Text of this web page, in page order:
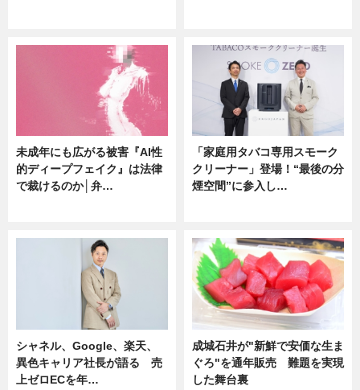
未成年にも広がる被害『AI性
的ディープフェイク』は法律
で裁けるのか│弁…
「家庭用タバコ専用スモーク
クリーナー」登場！“最後の分
煙空間”に参入し…
シャネル、Google、楽天、
異色キャリア社長が語る 売
上ゼロECを年…
成城石井が"新鮮で安価な生ま
ぐろ"を通年販売 難題を実現
した舞台裏